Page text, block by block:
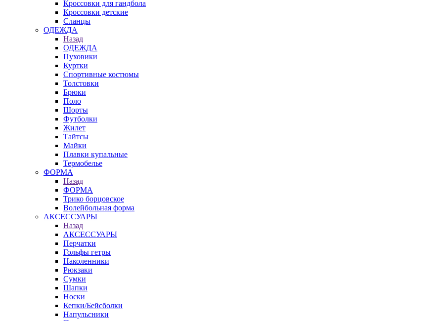
Кроссовки для гандбола
Кроссовки детские
Сланцы
ОДЕЖДА
Назад
ОДЕЖДА
Пуховики
Куртки
Спортивные костюмы
Толстовки
Брюки
Поло
Шорты
Футболки
Жилет
Тайтсы
Майки
Плавки купальные
Термобелье
ФОРМА
Назад
ФОРМА
Трико борцовское
Волейбольная форма
АКСЕССУАРЫ
Назад
АКСЕССУАРЫ
Перчатки
Гольфы гетры
Наколенники
Рюкзаки
Сумки
Шапки
Носки
Кепки/Бейсболки
Напульсники